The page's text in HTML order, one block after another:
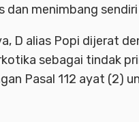
dan menimbang
D alias Popi dijerat
sebagai tindak
Pasal 112 ayat (2)